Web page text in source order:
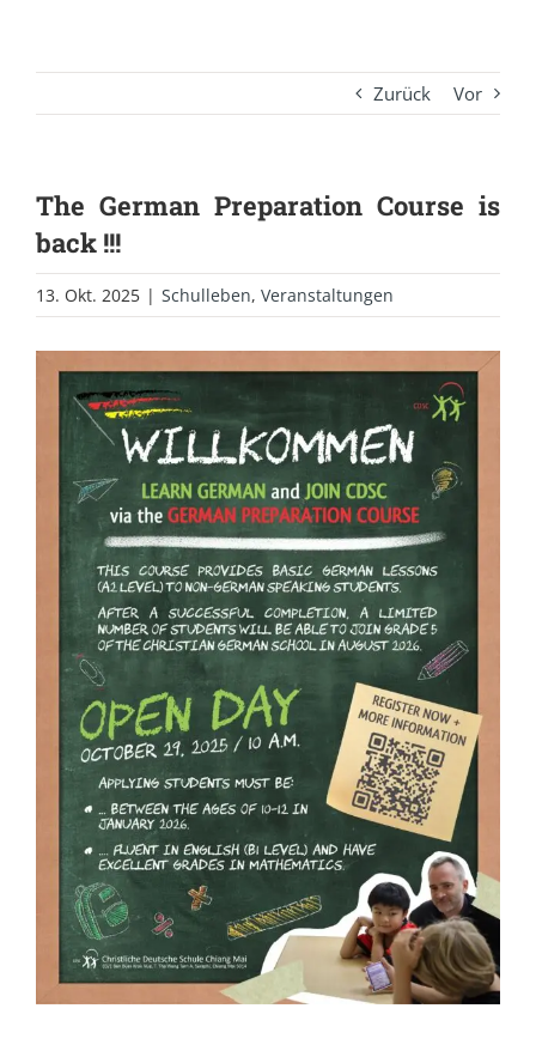
Zurück Vor
The German Preparation Course is
back !!!
13. Okt. 2025 | Schulleben, Veranstaltungen